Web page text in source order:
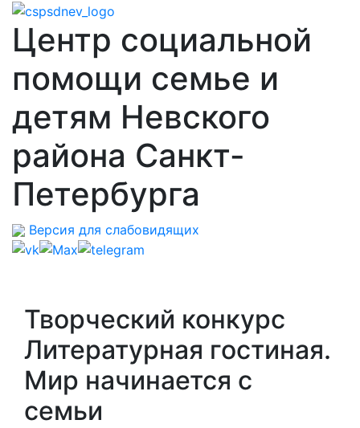
Центр социальной
помощи семье и
детям Невского
района Санкт-
Петербурга
Версия для слабовидящих
Творческий конкурс
Литературная гостиная.
Мир начинается с
семьи